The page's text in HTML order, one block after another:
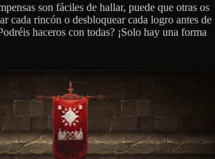
son fáciles de hallar, puede que otras os
cada rincón o desbloquear cada logro antes de
haceros con todas? ¡Solo hay una forma